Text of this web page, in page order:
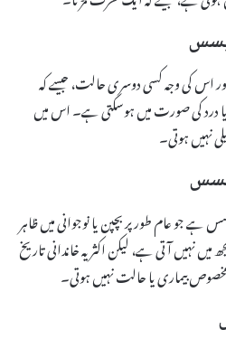
اس کی وجہ کسی دوسری حالت، جیسے کہ
درد کی صورت میں ہوسکتی ہے۔ اس میں
نہیں ہوتی۔
جو عام طور پر بچپن یا نوجوانی میں ظاہر
نہیں آتی ہے، لیکن اکثر یہ خاندانی تاریخ
بیماری یا حالت نہیں ہوتی۔